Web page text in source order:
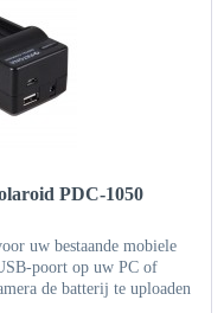
PDC-1050
uw bestaande mobiele
poort op uw PC of
de batterij te uploaden